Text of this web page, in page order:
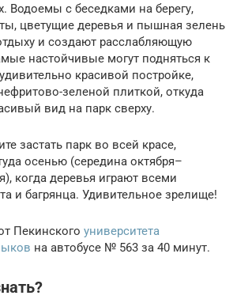
Водоемы с беседками на берегу,
цветущие деревья и пышная зелень
и создают расслабляющую
настойчивые могут подняться к
красивой постройке,
зеленой плиткой, откуда
вид на парк сверху.
застать парк во всей красе,
осенью (середина октября–
когда деревья играют всеми
и багрянца. Удивительное зрелище!
Пекинского университета
на автобусе № 563 за 40 минут.